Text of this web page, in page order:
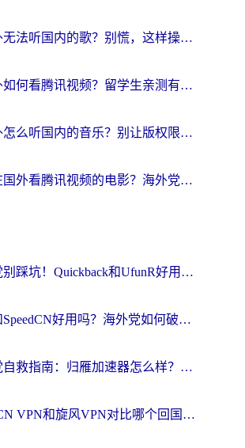
在国外无法听国内的歌？别慌，这样操作就能畅听QQ音乐（附亲测加速器推荐）
在国外如何看腾讯视频？留学生亲测有效的回国加速方案
在国外怎么听国内的音乐？别让版权限制断了你的华语歌单
怎么在国外看腾讯视频的电影？海外党亲测有效的回国加速指南
海外党别踩坑！Quickback和UfunR好用吗？选对回国加速器才能无缝刷国内资源
迅游和SpeedCN好用吗？海外党如何破解那道看不见的墙
海外党自救指南：归雁加速器怎么样？教你避开坑实现国内资源无缝访问
ChickCN VPN和旋风VPN对比哪个回国效果更好？海外用户的选择困境与出路